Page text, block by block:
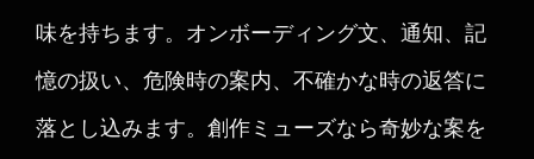
味を持ちます。オンボーディング文、通知、記
憶の扱い、危険時の案内、不確かな時の返答に
落とし込みます。創作ミューズなら奇妙な案を